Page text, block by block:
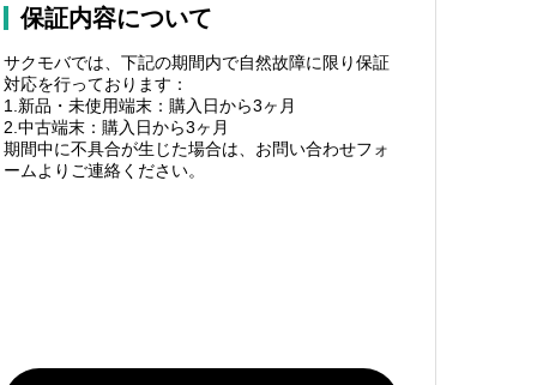
保証内容について
サクモバでは、下記の期間内で自然故障に限り保証
対応を行っております：
1.新品・未使用端末：購入日から3ヶ月
2.中古端末：購入日から3ヶ月
期間中に不具合が生じた場合は、お問い合わせフォ
ームよりご連絡ください。